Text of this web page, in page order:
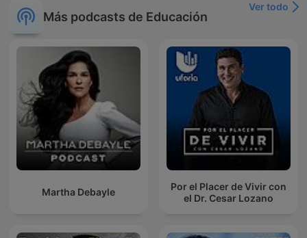
Más podcasts de Educación
Ver todo
Martha Debayle
Por el Placer de Vivir con
el Dr. Cesar Lozano